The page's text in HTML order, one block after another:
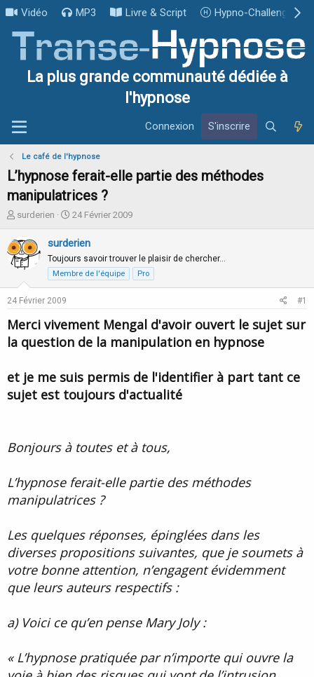
Vidéo MP3 Livre & Script Hypno-Challenge
La plus grande communauté dédiée à
l'hypnose
Connexion S'inscrire
Le café de l'hypnose
L’hypnose ferait-elle partie des méthodes
manipulatrices ?
I
i
t
i
t
e
r
d
a
d
s
i
n
surderien
D
t
d
e
d
u
t
24 Février 2009
surderien
Toujours savoir trouver le plaisir de chercher…
Membre de l'équipe Pro
24 Février 2009 #1
Merci vivement Mengal d'avoir ouvert le sujet sur
la question de la manipulation en hypnose
et je me suis permis de l'identifier à part tant ce
sujet est toujours d'actualité
Bonjours à toutes et à tous,
L’hypnose ferait-elle partie des méthodes
manipulatrices ?
Les quelques réponses, épinglées dans les
diverses propositions suivantes, que je soumets à
votre bonne attention, n’engagent évidemment
que leurs auteurs respectifs :
a) Voici ce qu’en pense Mary Joly :
« L’hypnose pratiquée par n’importe qui ouvre la